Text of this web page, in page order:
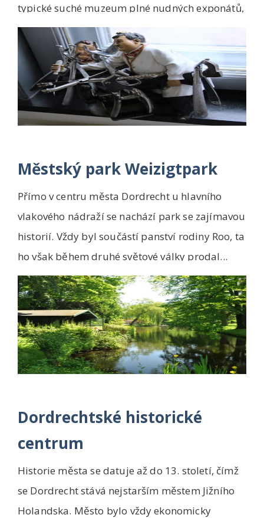
typické suché muzeum plné nudných exponátů,
toto s...
Městský park Weizigtpark
Přímo v centru města Dordrecht u hlavního
vlakového nádraží se nachází park se zajímavou
historií. Vždy byl součástí panství rodiny Roo, ta
ho však během druhé světové války prodal...
Dordrechtské historické
centrum
Historie města se datuje až do 13. století, čímž
se Dordrecht stává nejstarším městem Jižního
Holandska. Město bylo vždy ekonomicky